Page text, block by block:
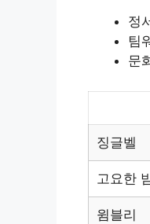
정
팀
문
징글벨
고요한
윔블리